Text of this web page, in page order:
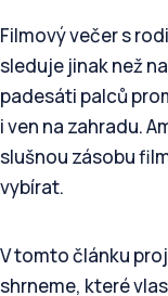
Filmový večer s
sleduje jinak než
padesáti palců
i ven na zahradu.
slušnou zásobu
vybírat.
V tomto článku
shrneme, které